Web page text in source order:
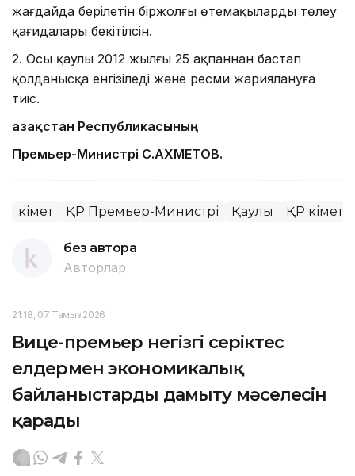
жағдайда берілетін біржолғы өтемақыларды төлеу
қағидалары бекітілсін.
2. Осы қаулы 2012 жылғы 25 ақпаннан бастап
қолданысқа енгізіледі және ресми жариялануға
тиіс.
Қазақстан Республикасының
Премьер-Министрі С.АХМЕТОВ.
Үкімет ҚР Премьер-Министрі Қаулы ҚР Үкіметі
без автора
Авторлар
21:18, 07 Тамыз 2026
Вице-премьер негізгі серіктес
елдермен экономикалық
байланыстарды дамыту мәселесін
қарады